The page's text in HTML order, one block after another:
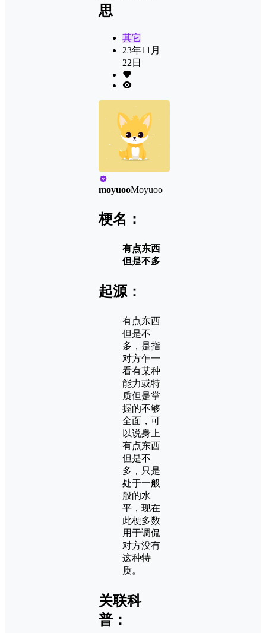
思
其它
23年11月
22日
moyuooMoyuoo
梗名：
有点东西
但是不多
起源：
有点东西
但是不
多，是指
对方乍一
看有某种
能力或特
质但是掌
握的不够
全面，可
以说身上
有点东西
但是不
多，只是
处于一般
般的水
平，现在
此梗多数
用于调侃
对方没有
这种特
质。
关联科
普：